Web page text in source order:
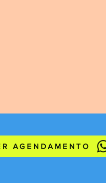
AGENDAMENTO